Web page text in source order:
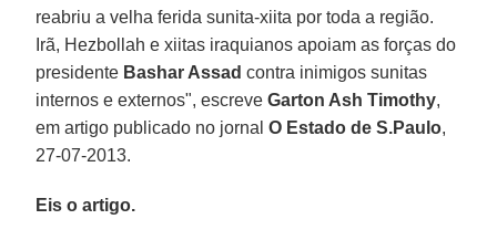
reabriu a velha ferida sunita-xiita por toda a região.
Irã, Hezbollah e xiitas iraquianos apoiam as forças do
presidente Bashar Assad contra inimigos sunitas
internos e externos", escreveGarton Ash Timothy,
em artigo publicado no jornalO Estado de S.Paulo,
27-07-2013.
Eis o artigo.